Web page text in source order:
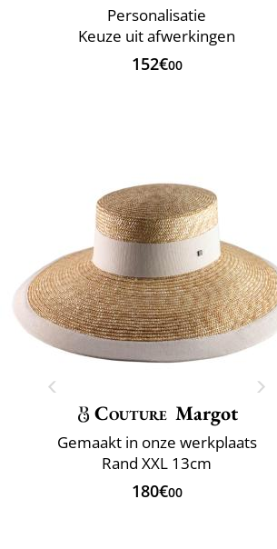
Personalisatie
Keuze uit afwerkingen
152€00
Couture Margot
Gemaakt in onze werkplaats
Rand XXL 13cm
180€00